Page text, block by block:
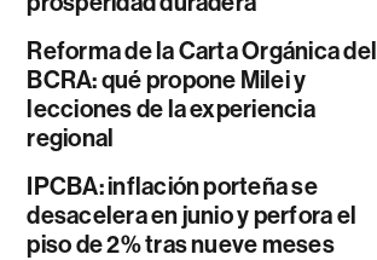
Reforma de la Carta Orgánica del
BCRA: qué propone Milei y
lecciones de la experiencia
regional
IPCBA: inflación porteña se
desacelera en junio y perfora el
piso de 2% tras nueve meses